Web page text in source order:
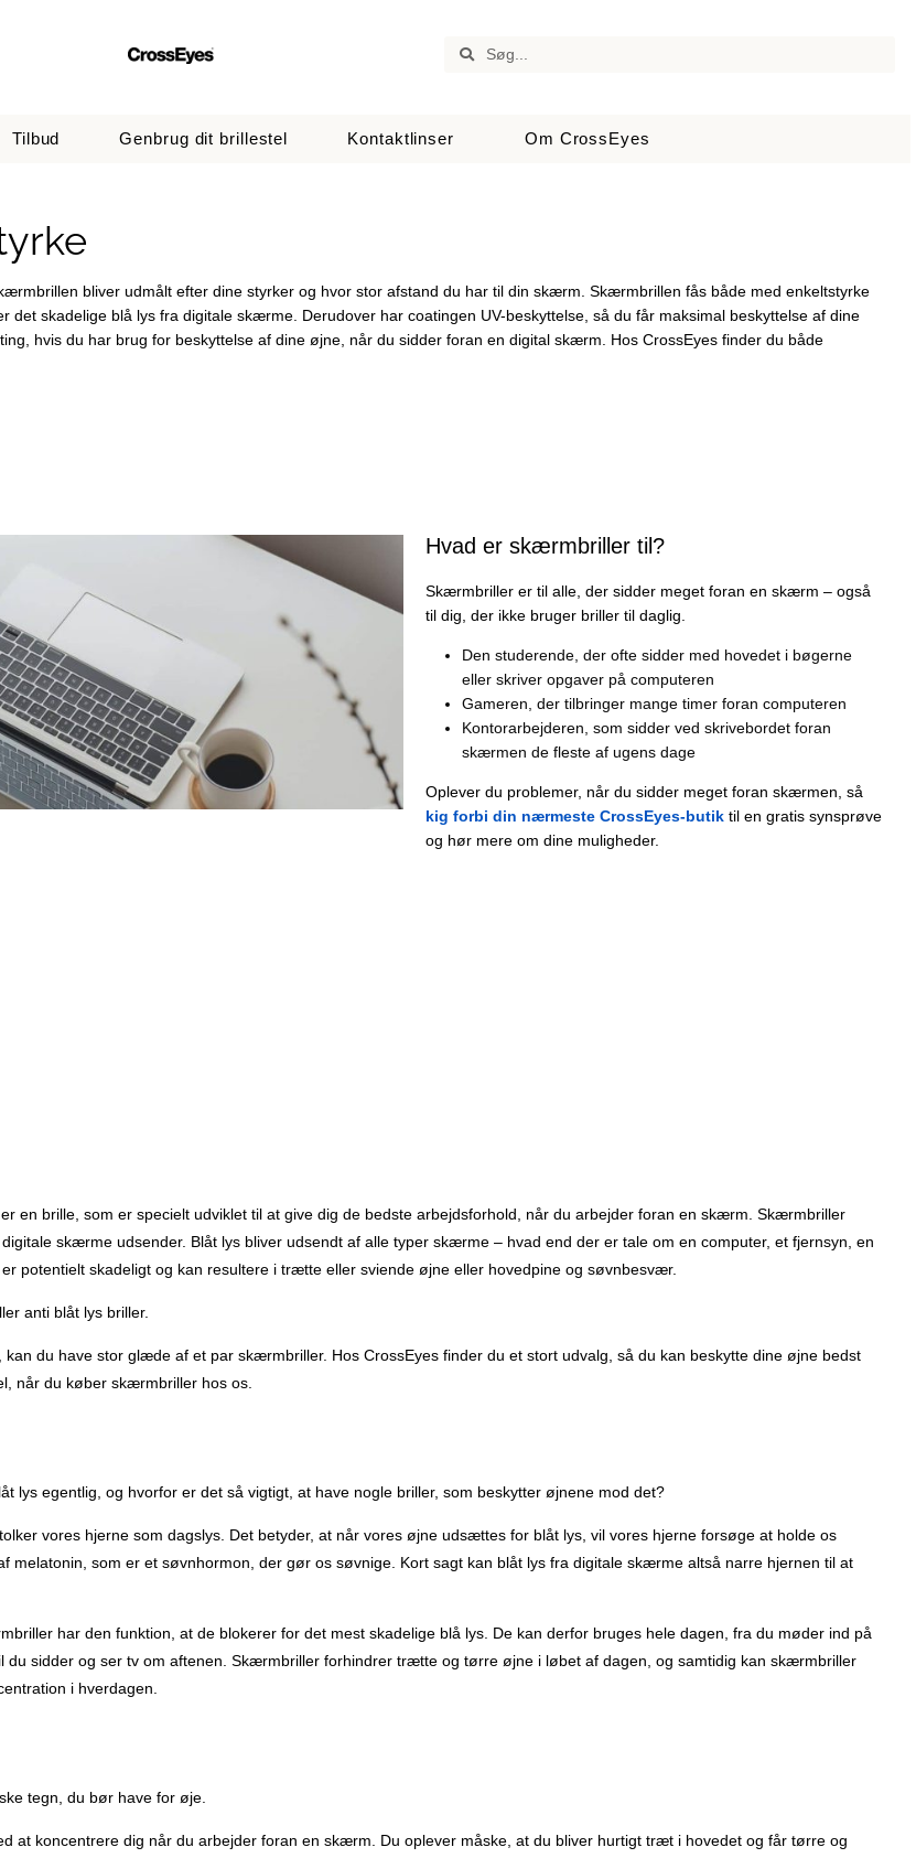
Tilbud Genbrug dit brillestel Kontaktlinser Om CrossEyes
bliver udmålt efter dine styrker og hvor stor afstand du har til din skærm. Skærmbrillen fås både med enkeltstyrke
skadelige blå lys fra digitale skærme. Derudover har coatingen UV-beskyttelse, så du får maksimal beskyttelse af dine
hvis du har brug for beskyttelse af dine øjne, når du sidder foran en digital skærm. Hos CrossEyes finder du både
Hvad er skærmbriller til?
Skærmbriller er til alle, der sidder meget foran en skærm – også
til dig, der ikke bruger briller til daglig.
Den studerende, der ofte sidder med hovedet i bøgerne
eller skriver opgaver på computeren
Gameren, der tilbringer mange timer foran computeren
Kontorarbejderen, som sidder ved skrivebordet foran
skærmen de fleste af ugens dage
Oplever du problemer, når du sidder meget foran skærmen, så
kig forbi din nærmeste CrossEyes-butik til en gratis synsprøve
og hør mere om dine muligheder.
en brille, som er specielt udviklet til at give dig de bedste arbejdsforhold, når du arbejder foran en skærm. Skærmbriller
skærme udsender. Blåt lys bliver udsendt af alle typer skærme – hvad end der er tale om en computer, et fjernsyn, en
potentielt skadeligt og kan resultere i trætte eller sviende øjne eller hovedpine og søvnbesvær.
anti blåt lys briller.
du have stor glæde af et par skærmbriller. Hos CrossEyes finder du et stort udvalg, så du kan beskytte dine øjne bedst
når du køber skærmbriller hos os.
lys egentlig, og hvorfor er det så vigtigt, at have nogle briller, som beskytter øjnene mod det?
vores hjerne som dagslys. Det betyder, at når vores øjne udsættes for blåt lys, vil vores hjerne forsøge at holde os
som er et søvnhormon, der gør os søvnige. Kort sagt kan blåt lys fra digitale skærme altså narre hjernen til at
har den funktion, at de blokerer for det mest skadelige blå lys. De kan derfor bruges hele dagen, fra du møder ind på
sidder og ser tv om aftenen. Skærmbriller forhindrer trætte og tørre øjne i løbet af dagen, og samtidig kan skærmbriller
i hverdagen.
tegn, du bør have for øje.
at koncentrere dig når du arbejder foran en skærm. Du oplever måske, at du bliver hurtigt træt i hovedet og får tørre og